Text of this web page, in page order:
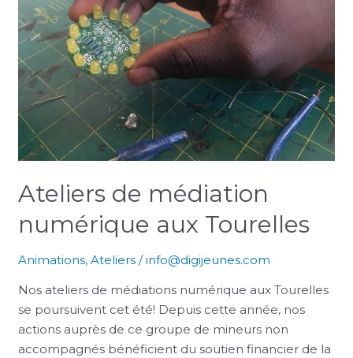
Ateliers de médiation
numérique aux Tourelles
Animations,Ateliers /info@digijeunes.com
Nos ateliers de médiations numérique aux Tourelles
se poursuivent cet été! Depuis cette année, nos
actions auprès de ce groupe de mineurs non
accompagnés bénéficient du soutien financier de la
aux
Tourelles